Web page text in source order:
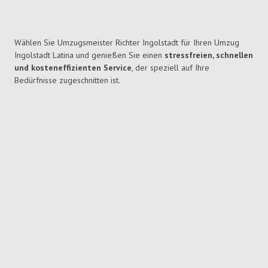
Wählen Sie Umzugsmeister Richter Ingolstadt für Ihren Umzug
Ingolstadt Latina und genießen Sie einen stressfreien, schnellen
und kosteneffizienten Service, der speziell auf Ihre
Bedürfnisse zugeschnitten ist.